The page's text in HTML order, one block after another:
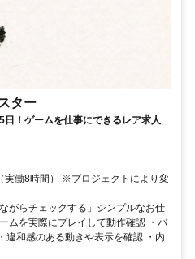
ター
！ゲームを仕事にできるレア求人
実働8時間） ※プロジェクトにより変
がらチェックする」シンプルなお仕
ムを実際にプレイして動作確認 ・バ
違和感のある動きや表示を確認 ・内